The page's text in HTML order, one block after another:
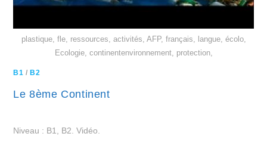
plastique, fle, ressources, activités, AFP, français, langue, écolo,
Ecologie, continentenvironnement, protection,
B1 / B2
Le 8ème Continent
Niveau : B1, B2. Vidéo.